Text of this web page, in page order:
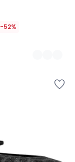
-52%